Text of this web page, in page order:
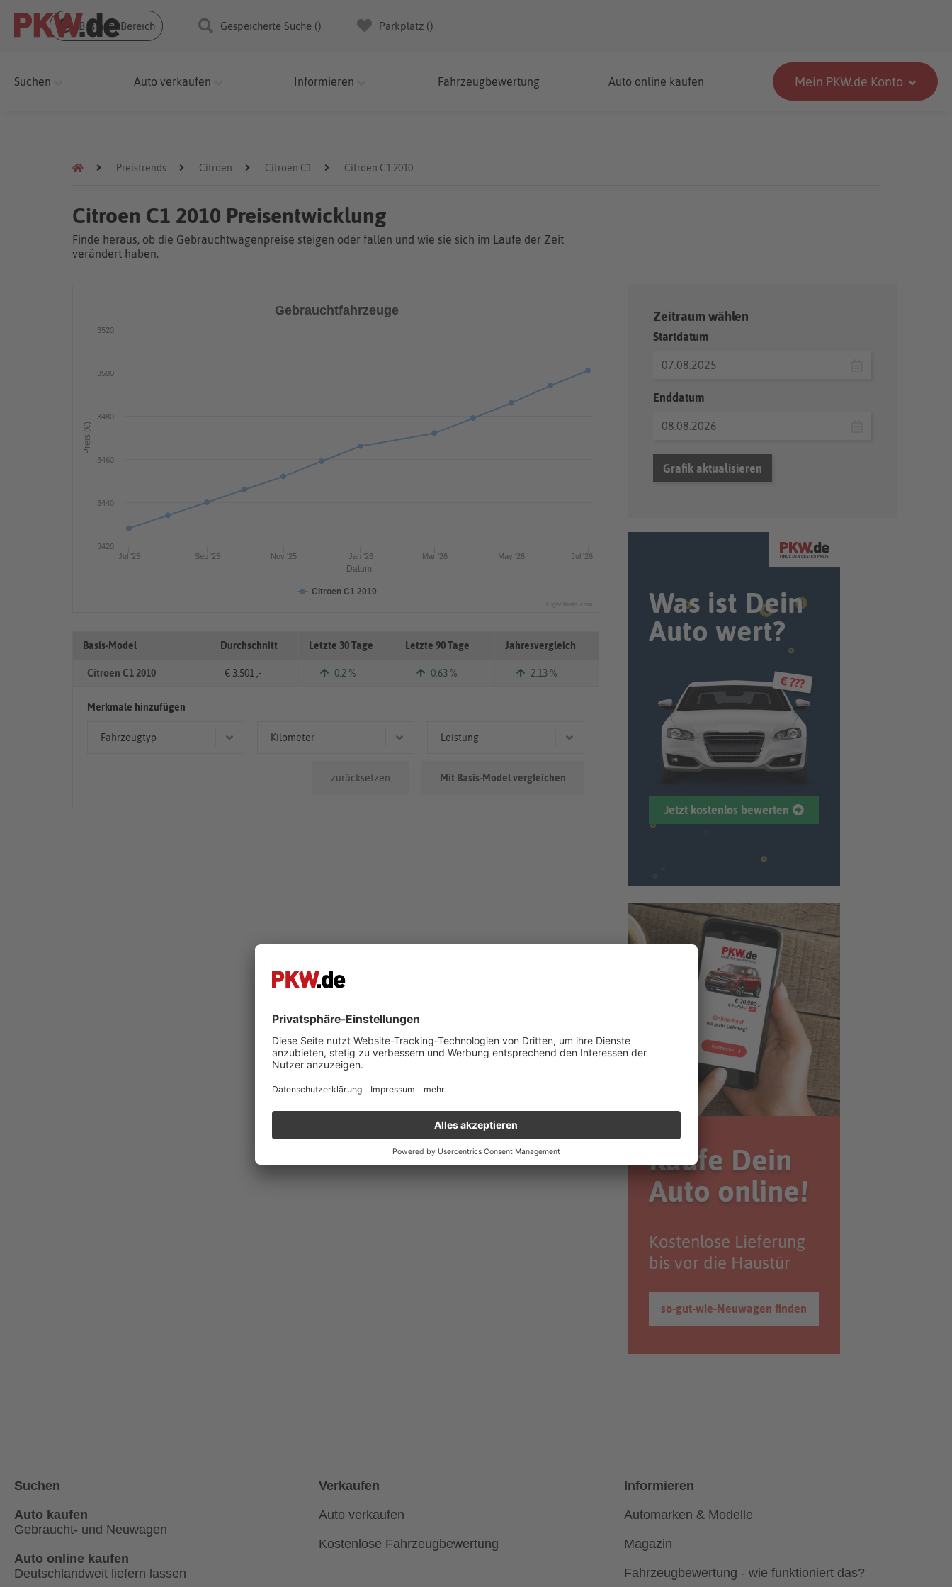
Business Bereich Gespeicherte Suche () Parkplatz ()
Suchen Auto verkaufen Informieren Fahrzeugbewertung Auto online kaufen Mein PKW.de Konto
Preistrends Citroen Citroen C1 Citroen C1 2010
Citroen C1 2010 Preisentwicklung
Finde heraus, ob die Gebrauchtwagenpreise steigen oder fallen und wie sie sich im Laufe der Zeit
verändert haben.
Datum
Preis (€)
Gebrauchtfahrzeuge
Citroen C1 2010
Jul '25 Sep '25 Nov '25 Jan '26 Mar '26 May '26 Jul '26
3420
3440
3460
3480
3500
3520
Highcharts.com
Basis-Model Durchschnitt Letzte 30 Tage Letzte 90 Tage Jahresvergleich
Citroen C1 2010 € 3.501 ,- 0.2 % 0.63 % 2.13 %
Merkmale hinzufügen
Fahrzeugtyp Kilometer Leistung
zurücksetzen
Mit Basis-Model vergleichen
Zeitraum wählen
Startdatum
Enddatum
Grafik aktualisieren
Was ist Dein
Auto wert?
€ ???
Jetzt kostenlos bewerten
Kaufe Dein
Auto online!
Kostenlose Lieferung
bis vor die Haustür
so-gut-wie-Neuwagen finden
Suchen
Auto kaufen
Gebraucht- und Neuwagen
Auto online kaufen
Deutschlandweit liefern lassen
Verkaufen
Auto verkaufen
Kostenlose Fahrzeugbewertung
Informieren
Automarken & Modelle
Magazin
Fahrzeugbewertung - wie funktioniert das?